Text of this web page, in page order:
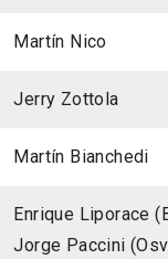
Martín Nico
Jerry Zottola
Martín Bianchedi
Enrique Liporace
Jorge Paccini